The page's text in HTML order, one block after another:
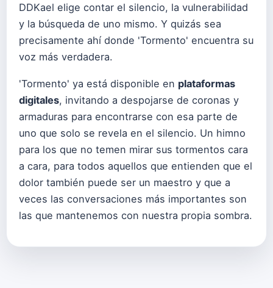
DDKael elige contar el silencio, la vulnerabilidad
y la búsqueda de uno mismo. Y quizás sea
precisamente ahí donde 'Tormento' encuentra su
voz más verdadera.
'Tormento' ya está disponible en plataformas
digitales, invitando a despojarse de coronas y
armaduras para encontrarse con esa parte de
uno que solo se revela en el silencio. Un himno
para los que no temen mirar sus tormentos cara
a cara, para todos aquellos que entienden que el
dolor también puede ser un maestro y que a
veces las conversaciones más importantes son
las que mantenemos con nuestra propia sombra.